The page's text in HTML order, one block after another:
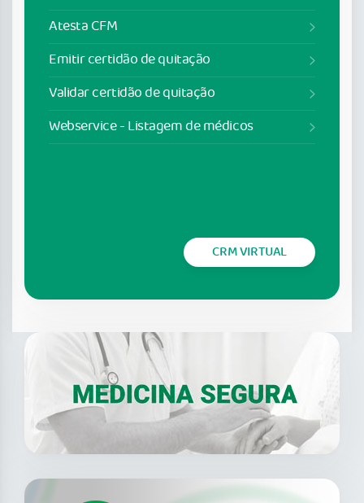
Atesta CFM
Emitir certidão de quitação
Validar certidão de quitação
Webservice - Listagem de médicos
CRM VIRTUAL